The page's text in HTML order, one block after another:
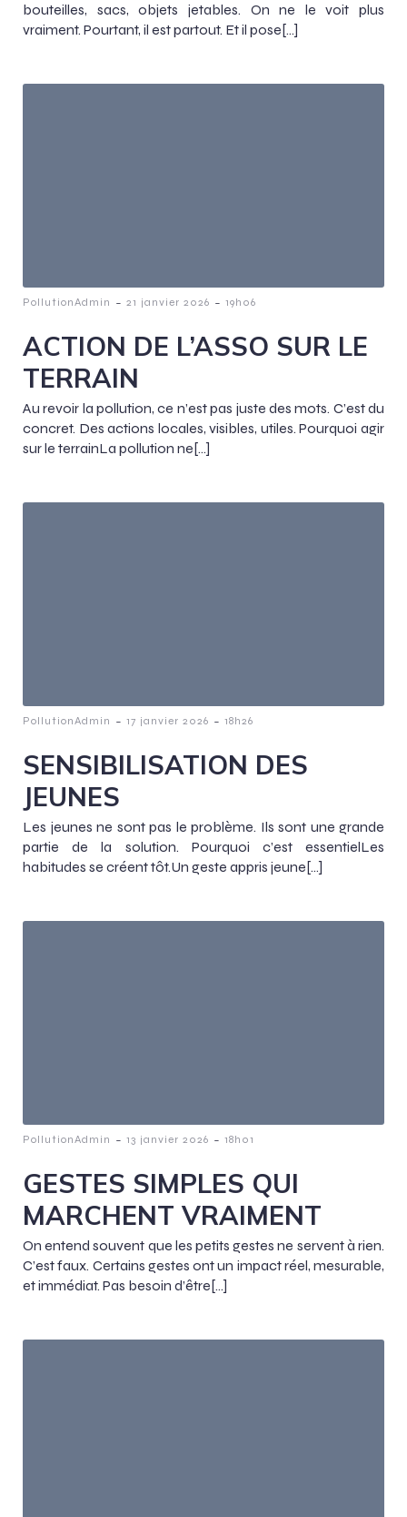
bouteilles, sacs, objets jetables. On ne le voit plus
vraiment. Pourtant, il est partout. Et il pose[…]
PollutionAdmin - 21 janvier 2026 - 19h06
ACTION DE L’ASSO SUR LE
TERRAIN
Au revoir la pollution, ce n’est pas juste des mots. C’est du
concret. Des actions locales, visibles, utiles. Pourquoi agir
sur le terrainLa pollution ne[…]
PollutionAdmin - 17 janvier 2026 - 18h26
SENSIBILISATION DES
JEUNES
Les jeunes ne sont pas le problème. Ils sont une grande
partie de la solution. Pourquoi c’est essentielLes
habitudes se créent tôt.Un geste appris jeune[…]
PollutionAdmin - 13 janvier 2026 - 18h01
GESTES SIMPLES QUI
MARCHENT VRAIMENT
On entend souvent que les petits gestes ne servent à rien.
C’est faux. Certains gestes ont un impact réel, mesurable,
et immédiat. Pas besoin d’être[…]